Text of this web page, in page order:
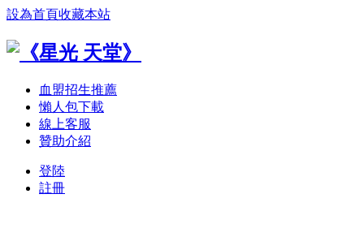
設為首頁收藏本站
血盟招生推薦
懶人包下載
線上客服
贊助介紹
登陸
註冊